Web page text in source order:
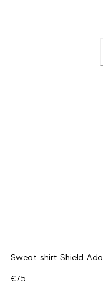
Sweat-shirt Shield Ado
€75